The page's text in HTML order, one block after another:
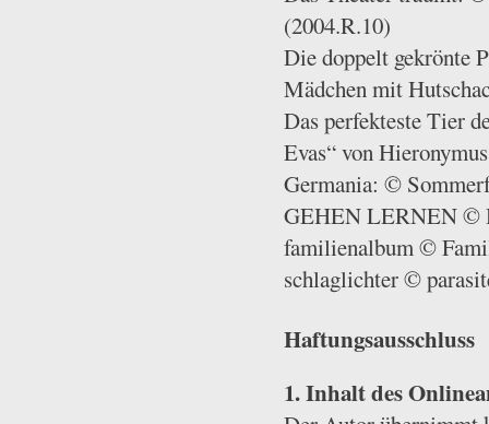
(2004.R.10)
Die doppelt gekrönte
Mädchen mit
Das perfekteste Tier
Evas“ von
Germania: ©
GEHEN LERNEN ©
familienalbum ©
schlaglichter ©
Haftungsausschluss
1. Inhalt des